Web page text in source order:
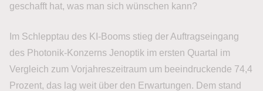
geschafft hat, was man sich wünschen kann?
Im Schlepptau des KI-Booms stieg der Auftragseingang
des Photonik-Konzerns Jenoptik im ersten Quartal im
Vergleich zum Vorjahreszeitraum um beeindruckende 74,4
Prozent, das lag weit über den Erwartungen. Dem stand